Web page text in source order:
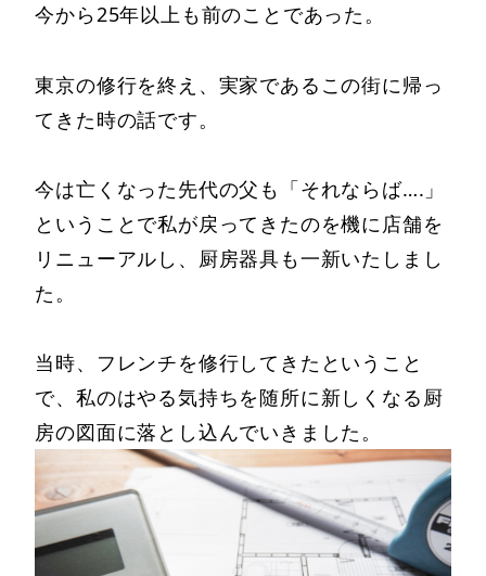
今から25年以上も前のことであった。
東京の修行を終え、実家であるこの街に帰っ
てきた時の話です。
今は亡くなった先代の父も「それならば….」
ということで私が戻ってきたのを機に店舗を
リニューアルし、厨房器具も一新いたしまし
た。
当時、フレンチを修行してきたということ
で、私のはやる気持ちを随所に新しくなる厨
房の図面に落とし込んでいきました。